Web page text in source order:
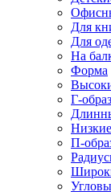
Для
Для
На
Форма
Г-
Низкие
П-